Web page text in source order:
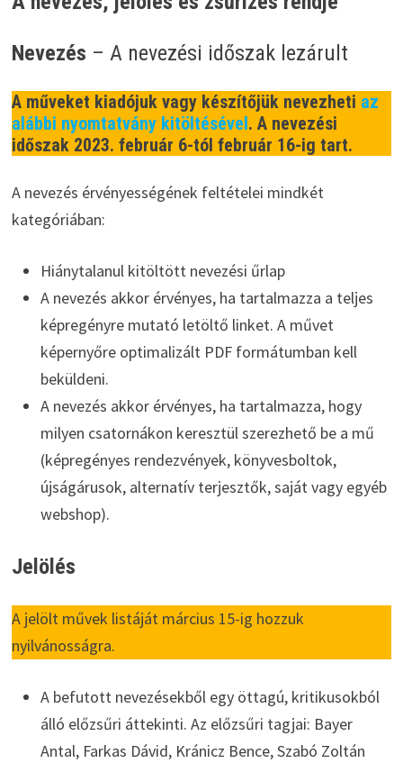
Nevezés – A nevezési időszak lezárult
A műveket kiadójuk vagy készítőjük nevezheti az
alábbi nyomtatvány kitöltésével . A nevezési
időszak 2023. február 6-tól február 16-ig tart.
A nevezés érvényességének feltételei mindkét
kategóriában:
Hiánytalanul kitöltött nevezési űrlap
A nevezés akkor érvényes, ha tartalmazza a teljes
képregényre mutató letöltő linket. A művet
képernyőre optimalizált PDF formátumban kell
beküldeni.
A nevezés akkor érvényes, ha tartalmazza, hogy
milyen csatornákon keresztül szerezhető be a mű
(képregényes rendezvények, könyvesboltok,
újságárusok, alternatív terjesztők, saját vagy egyéb
webshop).
Jelölés
A jelölt művek listáját március 15-ig hozzuk
nyilvánosságra.
A befutott nevezésekből egy öttagú, kritikusokból
álló előzsűri áttekinti. Az előzsűri tagjai: Bayer
Antal, Farkas Dávid, Kránicz Bence, Szabó Zoltán